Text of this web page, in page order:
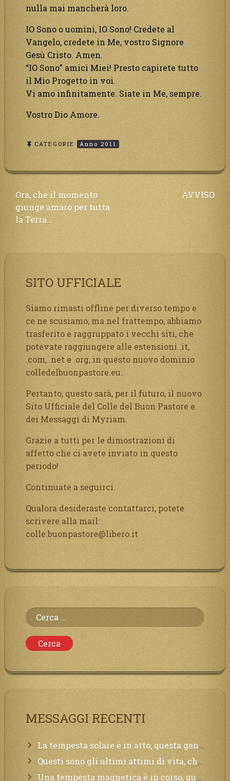
nulla mai mancherà loro.
IO Sono o uomini, IO Sono! Credete al
Vangelo, credete in Me, vostro Signore
Gesù Cristo. Amen.
“IO Sono” amici Miei! Presto capirete tutto
il Mio Progetto in voi.
Vi amo infinitamente. Siate in Me, sempre.
Vostro Dio Amore.
CATEGORIE Anno 2011
Navigazione
articoli
Ora, che il momento
giunge amaro per tutta
la Terra…
AVVISO
SITO UFFICIALE
Siamo rimasti offline per diverso tempo e
ce ne scusiamo, ma nel frattempo, abbiamo
trasferito e raggruppato i vecchi siti, che
potevate raggiungere alle estensioni .it,
.com, .net e .org, in questo nuovo dominio
colledelbuonpastore.eu.
Pertanto, questo sarà, per il futuro, il nuovo
Sito Ufficiale del Colle del Buon Pastore e
dei Messaggi di Myriam.
Grazie a tutti per le dimostrazioni di
affetto che ci avete inviato in questo
periodo!
Continuate a seguirci.
Qualora desideraste contattarci, potete
scrivere alla mail:
colle.buonpastore@libero.it
Ricerca
per:
MESSAGGI RECENTI
La tempesta solare è in atto, questa generazione soffrirà molto, la Terra arderà, l’acqua sarà contaminata, il cibo non sarà più nelle vostre mense.
Questi sono gli ultimi attimi di vita, chi si vuole salvare Mi chiami in suo aiuto.
Una tempesta magnetica è in corso, questa generazione patirà. Il black out non tarderà ad arrivare e tutta la Terra sarà oscurata.